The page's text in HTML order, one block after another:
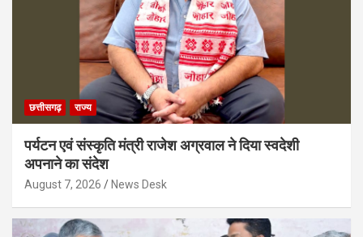
छत्तीसगढ़ राज्य
पर्यटन एवं संस्कृति मंत्री राजेश अग्रवाल ने दिया स्वदेशी
अपनाने का संदेश
August 7, 2026 News Desk